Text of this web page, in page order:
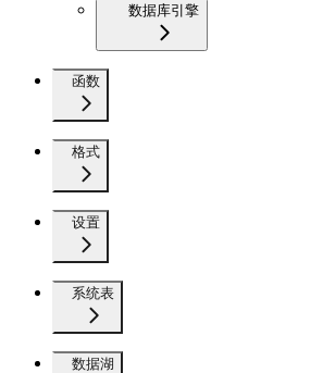
数据库引擎
函数
格式
设置
系统表
数据湖